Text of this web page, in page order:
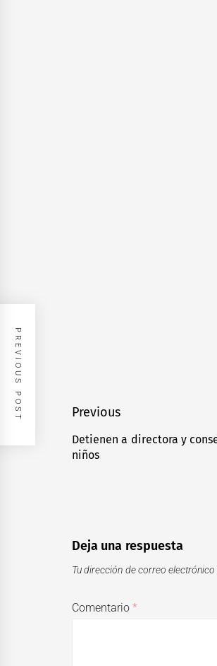
Navegación
de
entradas
Previous
Previous
post:
Detienen a directora y
niños
PREVIOUS POST
Deja una respuesta
Tu dirección de correo electrónico
Comentario*